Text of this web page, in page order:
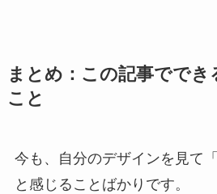
まとめ：この記事ででき
こと
今も、自分のデザインを見て
と感じることばかりです。